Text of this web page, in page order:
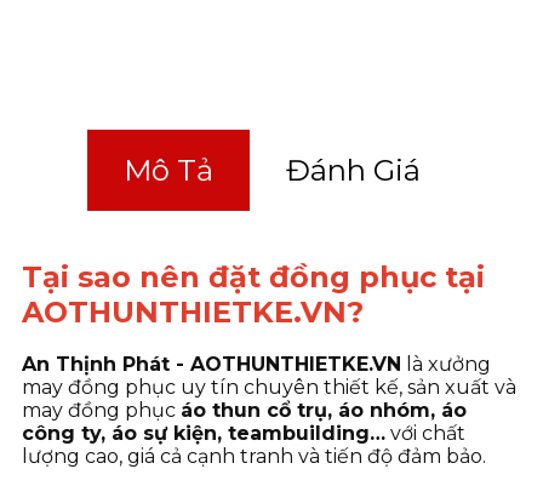
Mô Tả Đánh Giá
Tại sao nên đặt đồng phục tại
AOTHUNTHIETKE.VN?
An Thịnh Phát - AOTHUNTHIETKE.VN
là xưởng
may đồng phục uy tín chuyên thiết kế, sản xuất và
may đồng phục áo thun cổ trụ, áo nhóm, áo
công ty, áo sự kiện, teambuilding… với chất
lượng cao, giá cả cạnh tranh và tiến độ đảm bảo.